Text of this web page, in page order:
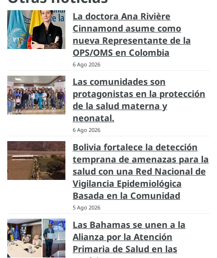
La doctora Ana Rivière
Cinnamond asume como
nueva Representante de la
OPS/OMS en Colombia
6 Ago 2026
Las comunidades son
protagonistas en la protección
de la salud materna y
neonatal.
6 Ago 2026
Bolivia fortalece la detección
temprana de amenazas para la
salud con una Red Nacional de
Vigilancia Epidemiológica
Basada en la Comunidad
5 Ago 2026
Las Bahamas se unen a la
Alianza por la Atención
Primaria de Salud en las